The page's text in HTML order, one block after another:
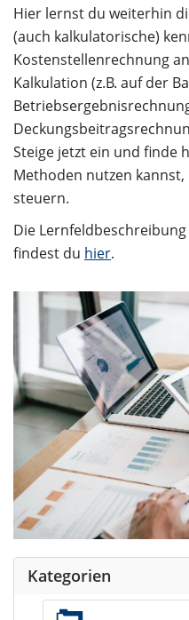
Hier lernst du weiterhin
(auch kalkulatorische)
Kostenstellenrechnung
Kalkulation (z.B. auf der
Steige jetzt ein und finde
Methoden nutzen
steuern.
Die
findest du hier.
Kategorien